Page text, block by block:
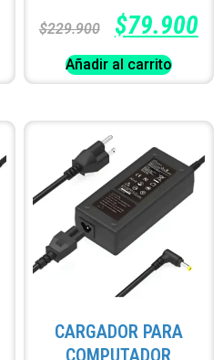
$229.900 $79.900
Añadir al carrito
CARGADOR PARA